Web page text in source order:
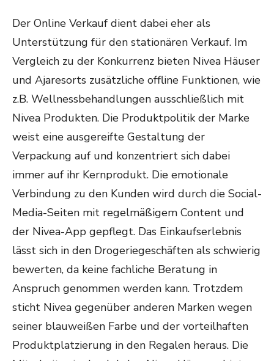
Der Online Verkauf dient dabei eher als
Unterstützung für den stationären Verkauf. Im
Vergleich zu der Konkurrenz bieten Nivea Häuser
und Ajaresorts zusätzliche offline Funktionen, wie
z.B. Wellnessbehandlungen ausschließlich mit
Nivea Produkten. Die Produktpolitik der Marke
weist eine ausgereifte Gestaltung der
Verpackung auf und konzentriert sich dabei
immer auf ihr Kernprodukt. Die emotionale
Verbindung zu den Kunden wird durch die Social-
Media-Seiten mit regelmäßigem Content und
der Nivea-App gepflegt. Das Einkaufserlebnis
lässt sich in den Drogeriegeschäften als schwierig
bewerten, da keine fachliche Beratung in
Anspruch genommen werden kann. Trotzdem
sticht Nivea gegenüber anderen Marken wegen
seiner blauweißen Farbe und der vorteilhaften
Produktplatzierung in den Regalen heraus. Die